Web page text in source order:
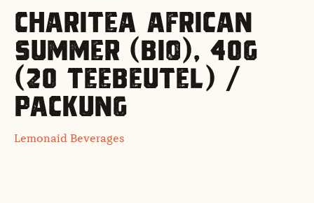
CHARITEA AFRICAN
SUMMER (BIO), 40G
(20 TEEBEUTEL) /
PACKUNG
Lemonaid Beverages